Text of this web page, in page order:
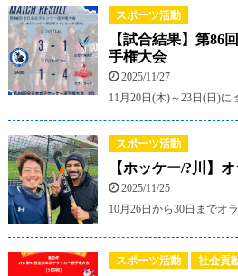
スポーツ活動
【試合結果】第86
手権大会
2025/11/27
11月20日(木)～23日(日)に
スポーツ活動
【ホッケー/?川】
2025/11/25
10月26日から30日までオ
スポーツ活動 社会貢